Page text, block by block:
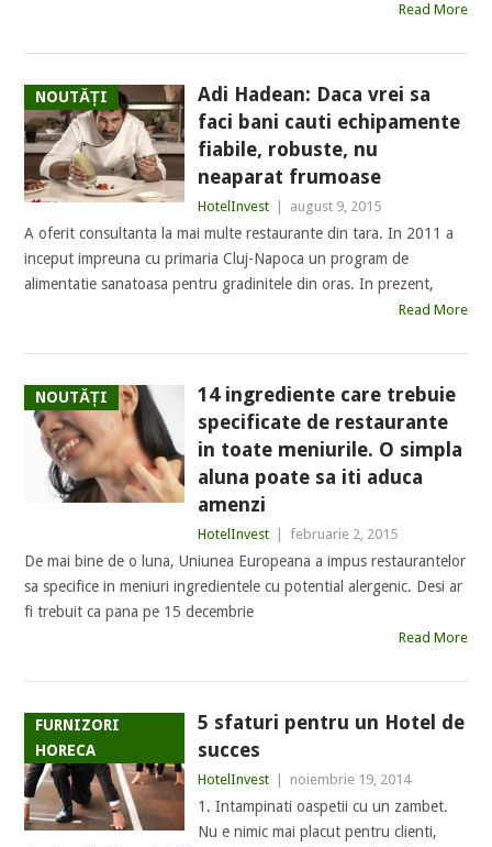
Read More
NOUTĂȚI
Adi Hadean: Daca vrei sa
faci bani cauti echipamente
fiabile, robuste, nu
neaparat frumoase
HotelInvest august 9, 2015
A oferit consultanta la mai multe restaurante din tara. In 2011 a
inceput impreuna cu primaria Cluj-Napoca un program de
alimentatie sanatoasa pentru gradinitele din oras. In prezent,
Read More
NOUTĂȚI
14 ingrediente care trebuie
specificate de restaurante
in toate meniurile. O simpla
aluna poate sa iti aduca
amenzi
HotelInvest februarie 2, 2015
De mai bine de o luna, Uniunea Europeana a impus restaurantelor
sa specifice in meniuri ingredientele cu potential alergenic. Desi ar
fi trebuit ca pana pe 15 decembrie
Read More
FURNIZORI
HORECA
5 sfaturi pentru un Hotel de
succes
HotelInvest noiembrie 19, 2014
1. Intampinati oaspetii cu un zambet.
Nu e nimic mai placut pentru clienti,